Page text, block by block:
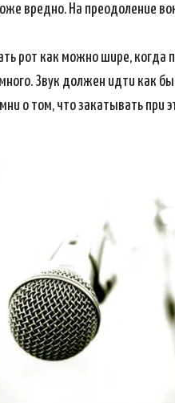
вредно. На преодоление
рот как можно шире,
Звук должен идти как
о том, что закатывать при